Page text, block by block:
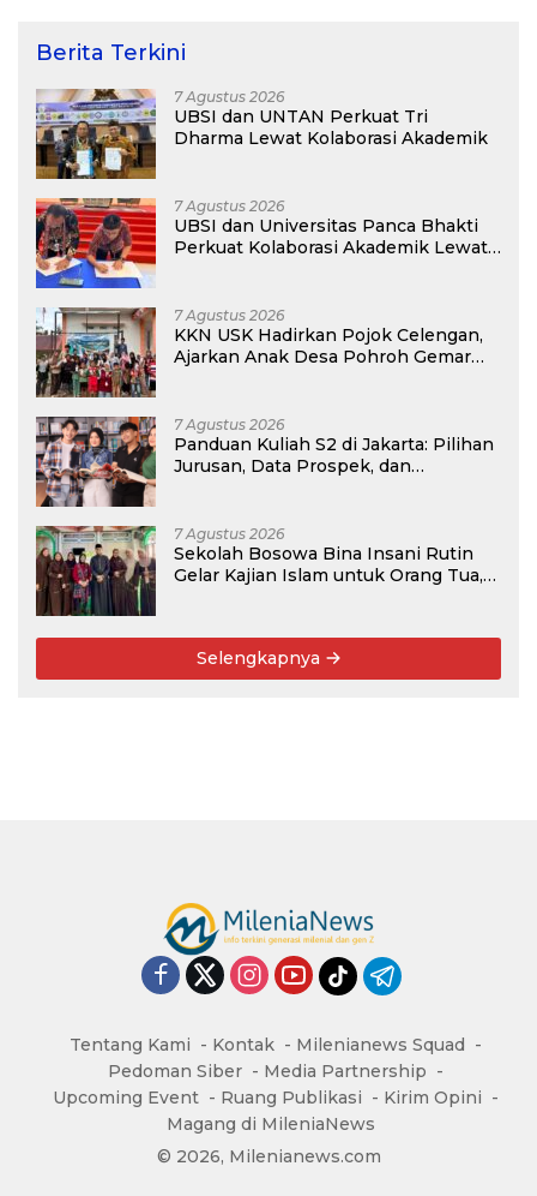
Berita Terkini
7 Agustus 2026
UBSI dan UNTAN Perkuat Tri
Dharma Lewat Kolaborasi Akademik
7 Agustus 2026
UBSI dan Universitas Panca Bhakti
Perkuat Kolaborasi Akademik Lewat
7 Agustus 2026
KKN USK Hadirkan Pojok Celengan,
Ajarkan Anak Desa Pohroh Gemar
7 Agustus 2026
Panduan Kuliah S2 di Jakarta: Pilihan
Jurusan, Data Prospek, dan
7 Agustus 2026
Sekolah Bosowa Bina Insani Rutin
Gelar Kajian Islam untuk Orang Tua,
Selengkapnya
Tentang Kami Kontak
Milenianews Squad
Pedoman Siber
Media Partnership
Upcoming Event
Ruang Publikasi
Kirim Opini
Magang di MileniaNews
© 2026, Milenianews.com